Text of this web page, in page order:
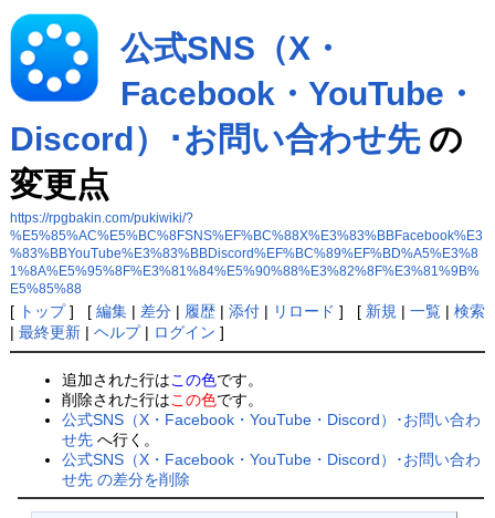
公式SNS（X・
Facebook・YouTube・
Discord）･お問い合わせ先の
変更点
https://rpgbakin.com/pukiwiki/?
%E5%85%AC%E5%BC%8FSNS%EF%BC%88X%E3%83%BBFacebook%E3
%83%BBYouTube%E3%83%BBDiscord%EF%BC%89%EF%BD%A5%E3%8
1%8A%E5%95%8F%E3%81%84%E5%90%88%E3%82%8F%E3%81%9B%
E5%85%88
[ トップ] [ 編集| 差分| 履歴| 添付| リロード ] [ 新規 | 一覧| 検索
| 最終更新| ヘルプ| ログイン ]
追加された行はこの色です。
削除された行はこの色です。
公式SNS（X・Facebook・YouTube・Discord）･お問い合わ
せ先 へ行く。
公式SNS（X・Facebook・YouTube・Discord）･お問い合わ
せ先 の差分を削除